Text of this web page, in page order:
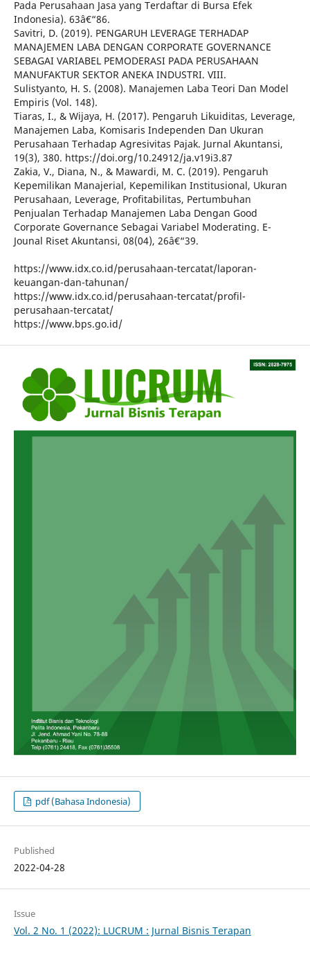
Pada Perusahaan Jasa yang Terdaftar di Bursa Efek
Indonesia). 63â€“86.
Savitri, D. (2019). PENGARUH LEVERAGE TERHADAP
MANAJEMEN LABA DENGAN CORPORATE GOVERNANCE
SEBAGAI VARIABEL PEMODERASI PADA PERUSAHAAN
MANUFAKTUR SEKTOR ANEKA INDUSTRI. VIII.
Sulistyanto, H. S. (2008). Manajemen Laba Teori Dan Model
Empiris (Vol. 148).
Tiaras, I., & Wijaya, H. (2017). Pengaruh Likuiditas, Leverage,
Manajemen Laba, Komisaris Independen Dan Ukuran
Perusahaan Terhadap Agresivitas Pajak. Jurnal Akuntansi,
19(3), 380. https://doi.org/10.24912/ja.v19i3.87
Zakia, V., Diana, N., & Mawardi, M. C. (2019). Pengaruh
Kepemilikan Manajerial, Kepemilikan Institusional, Ukuran
Perusahaan, Leverage, Profitabilitas, Pertumbuhan
Penjualan Terhadap Manajemen Laba Dengan Good
Corporate Governance Sebagai Variabel Moderating. E-
Jounal Riset Akuntansi, 08(04), 26â€“39.
https://www.idx.co.id/perusahaan-tercatat/laporan-
keuangan-dan-tahunan/
https://www.idx.co.id/perusahaan-tercatat/profil-
perusahaan-tercatat/
https://www.bps.go.id/
pdf (Bahasa Indonesia)
Published
2022-04-28
Issue
Vol. 2 No. 1 (2022): LUCRUM : Jurnal Bisnis Terapan